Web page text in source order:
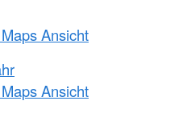
Ansicht
Ansicht